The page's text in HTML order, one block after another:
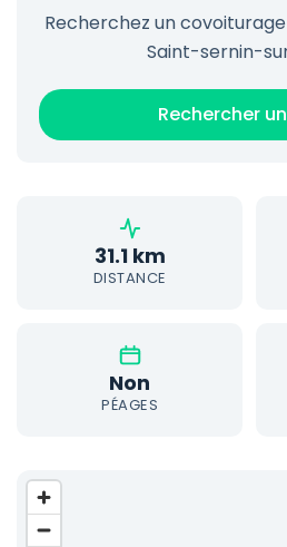
Recherchez un
Saint-sernin-
Rechercher
31.1 km
DISTANCE
Non
PÉAGES